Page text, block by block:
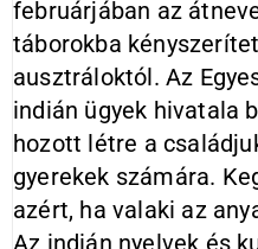
februárjában az
táborokba
ausztráloktól. Az
indián ügyek hivatala
hozott létre a
gyerekek számára.
azért, ha valaki az
Az indián nyelvek és